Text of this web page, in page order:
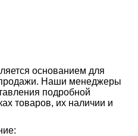
основанием для
продажи. Наши менеджеры
подробной
товаров, их наличии и